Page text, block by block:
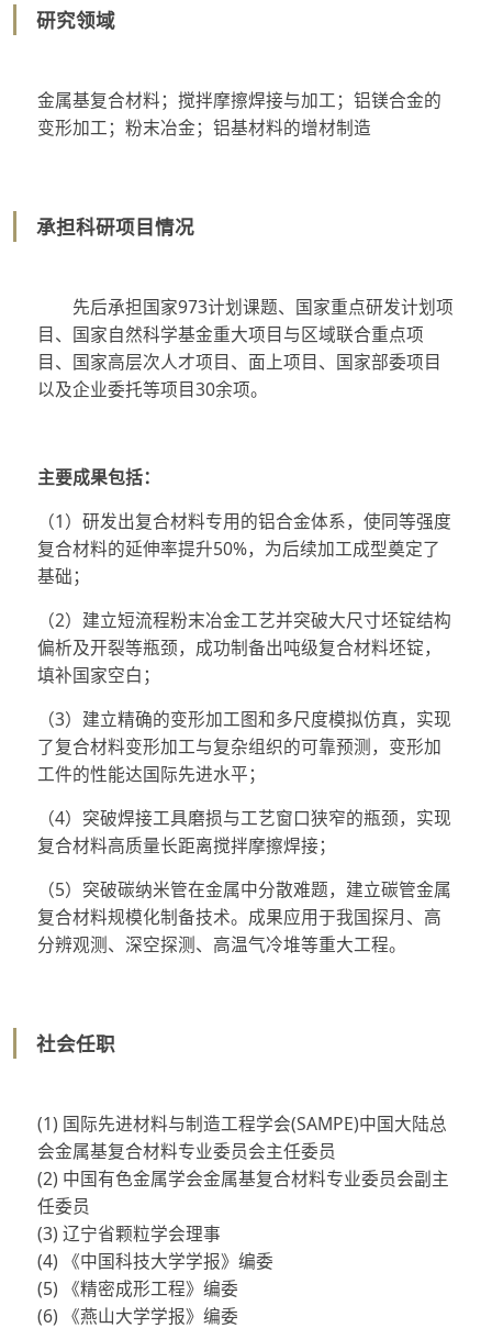
研究领域
金属基复合材料；搅拌摩擦焊接与加工；铝镁合金的
变形加工；粉末冶金；铝基材料的增材制造
承担科研项目情况
先后承担国家973计划课题、国家重点研发计划项
目、国家自然科学基金重大项目与区域联合重点项
目、国家高层次人才项目、面上项目、国家部委项目
以及企业委托等项目30余项。
主要成果包括：
（1）研发出复合材料专用的铝合金体系，使同等强度
复合材料的延伸率提升50%，为后续加工成型奠定了
基础；
（2）建立短流程粉末冶金工艺并突破大尺寸坯锭结构
偏析及开裂等瓶颈，成功制备出吨级复合材料坯锭，
填补国家空白；
（3）建立精确的变形加工图和多尺度模拟仿真，实现
了复合材料变形加工与复杂组织的可靠预测，变形加
工件的性能达国际先进水平；
（4）突破焊接工具磨损与工艺窗口狭窄的瓶颈，实现
复合材料高质量长距离搅拌摩擦焊接；
（5）突破碳纳米管在金属中分散难题，建立碳管金属
复合材料规模化制备技术。成果应用于我国探月、高
分辨观测、深空探测、高温气冷堆等重大工程。
社会任职
(1) 国际先进材料与制造工程学会(SAMPE)中国大陆总
会金属基复合材料专业委员会主任委员
(2) 中国有色金属学会金属基复合材料专业委员会副主
任委员
(3) 辽宁省颗粒学会理事
(4) 《中国科技大学学报》编委
(5) 《精密成形工程》编委
(6) 《燕山大学学报》编委